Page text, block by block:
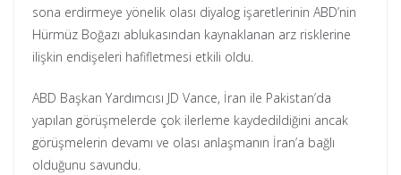
sona erdirmeye yönelik olası diyalog işaretlerinin ABD’nin
Hürmüz Boğazı ablukasından kaynaklanan arz risklerine
ilişkin endişeleri hafifletmesi etkili oldu.
ABD Başkan Yardımcısı JD Vance, İran ile Pakistan’da
yapılan görüşmelerde çok ilerleme kaydedildiğini ancak
görüşmelerin devamı ve olası anlaşmanın İran’a bağlı
olduğunu savundu.